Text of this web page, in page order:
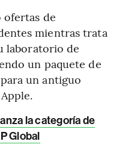
ofertas de
mientras trata
laboratorio de
un paquete de
un antiguo
la categoría de
Global